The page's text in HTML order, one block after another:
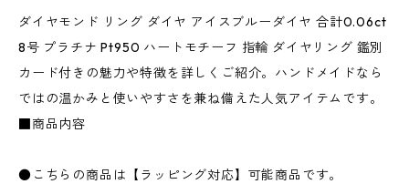
ダイヤモンド リング ダイヤ アイスブルーダイヤ 合計0.06ct
8号 プラチナ Pt950 ハートモチーフ 指輪 ダイヤリング 鑑別
カード付きの魅力や特徴を詳しくご紹介。ハンドメイドなら
ではの温かみと使いやすさを兼ね備えた人気アイテムです。
■商品内容
●こちらの商品は【ラッピング対応】可能商品です。